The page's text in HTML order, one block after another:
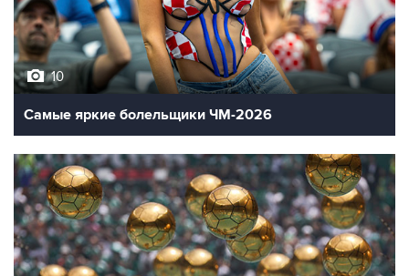
10
Самые яркие болельщики ЧМ-2026